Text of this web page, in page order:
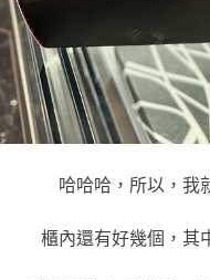
哈哈哈，所以，我
櫃內還有好幾個，其